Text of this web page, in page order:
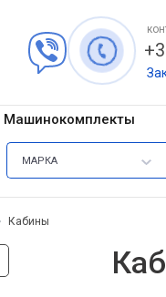
Машинокомплекты
МАРКА
Кабины